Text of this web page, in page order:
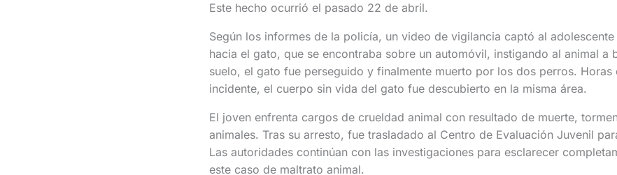
Este hecho ocurrió el pasado 22 de abril.
Según los informes de la policía, un video de vigilancia captó al
hacia el gato, que se encontraba sobre un automóvil, instigando al animal a
suelo, el gato fue perseguido y finalmente muerto por los dos perros. Horas
incidente, el cuerpo sin vida del gato fue descubierto en la misma área.
El joven enfrenta cargos de crueldad animal con resultado de muerte,
animales. Tras su arresto, fue trasladado al Centro de Evaluación Juvenil
Las autoridades continúan con las investigaciones para esclarecer
este caso de maltrato animal.